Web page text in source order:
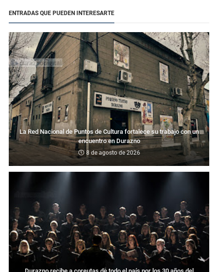
ENTRADAS QUE PUEDEN INTERESARTE
La Red Nacional de Puntos de Cultura fortalece su trabajo con un
encuentro en Durazno
8 de agosto de 2026